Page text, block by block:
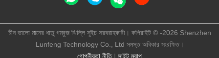
গোপনীয়তা নীতি| সাইট ম্যাপ
চীন ভালো মানের ধাতু গম্বুজ ঝিল্লি সুইচ সরবরাহকারী। কপিরাইট © -2026 Shenzhen
Lunfeng Technology Co., Ltd সমস্ত অধিকার সংরক্ষিত।